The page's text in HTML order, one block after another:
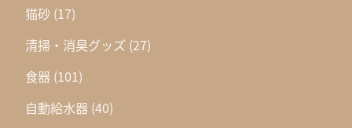
猫砂 (17)
清掃・消臭グッズ (27)
食器 (101)
自動給水器 (40)